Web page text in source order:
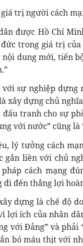
trị người cách
được Hồ Chí
trong giá trị
dung mới, tiến
sự nghiệp
xây dựng chủ
tranh cho sự
với nước” cũng
lý tưởng cách
gắn liền với chủ
cách mạng
đi đến thắng lợi
dựng là chế độ
lợi ích của nhân
với Đảng” và phải
bó máu thịt với